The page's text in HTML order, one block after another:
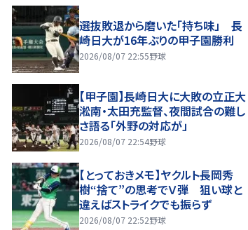
選抜敗退から磨いた「持ち味」 長
崎日大が16年ぶりの甲子園勝利
2026/08/07 22:55野球
【甲子園】長崎日大に大敗の立正大
淞南・太田充監督、夜間試合の難し
さ語る「外野の対応が」
2026/08/07 22:54野球
【とっておきメモ】ヤクルト長岡秀
樹“捨て”の思考でＶ弾 狙い球と
違えばストライクでも振らず
2026/08/07 22:52野球